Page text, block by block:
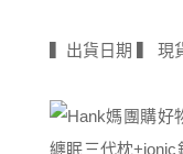
▍出貨日期 ▍ 現